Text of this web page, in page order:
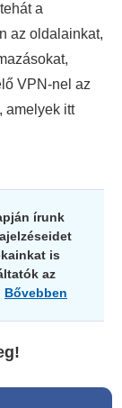
a
az oldalainkat,
VPN-nel az
amelyek itt
írunk
is
az
Bővebben